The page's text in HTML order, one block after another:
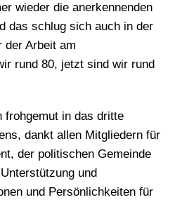
wieder die anerkennenden
das schlug sich auch in der
der Arbeit am
rund 80, jetzt sind wir rund
frohgemut in das dritte
dankt allen Mitgliedern für
der politischen Gemeinde
und
und Persönlichkeiten für